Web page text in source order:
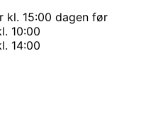
kl. 15:00 dagen før
10:00
14:00